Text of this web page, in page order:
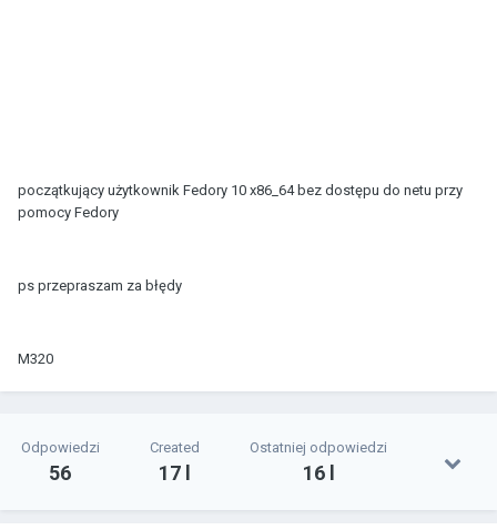
początkujący użytkownik Fedory 10 x86_64 bez dostępu do netu przy
pomocy Fedory
ps przepraszam za błędy
M320
Odpowiedzi
56
Created
17 l
Ostatniej odpowiedzi
16 l